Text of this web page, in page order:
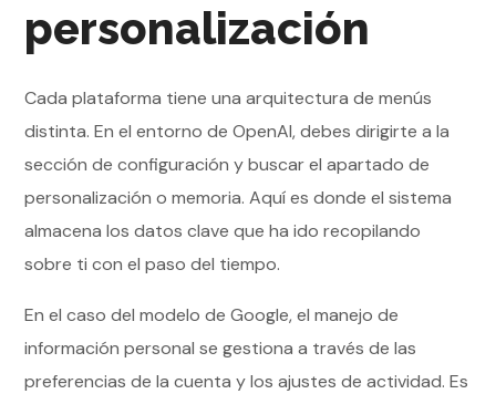
personalización
Cada plataforma tiene una arquitectura de menús
distinta. En el entorno de OpenAI, debes dirigirte a la
sección de configuración y buscar el apartado de
personalización o memoria. Aquí es donde el sistema
almacena los datos clave que ha ido recopilando
sobre ti con el paso del tiempo.
En el caso del modelo de Google, el manejo de
información personal se gestiona a través de las
preferencias de la cuenta y los ajustes de actividad. Es